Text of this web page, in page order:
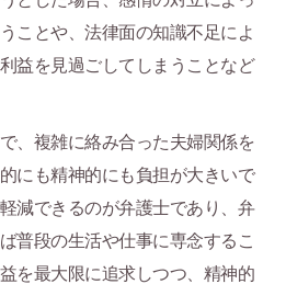
ことや、法律面の知識不足によ
益を見過ごしてしまうことなど
、複雑に絡み合った夫婦関係を
にも精神的にも負担が大きいで
減できるのが弁護士であり、弁
普段の生活や仕事に専念するこ
を最大限に追求しつつ、精神的